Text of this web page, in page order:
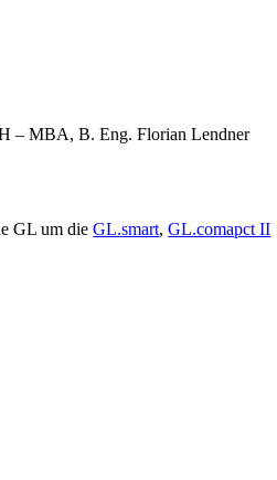
– MBA, B. Eng. Florian Lendner
GL um dieGL.smart,GL.comapct II